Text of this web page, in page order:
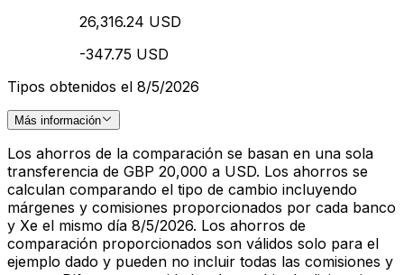
26,316.24 USD
-347.75 USD
Tipos obtenidos el 8/5/2026
Más información
Los ahorros de la comparación se basan en una sola
transferencia de GBP 20,000 a USD. Los ahorros se
calculan comparando el tipo de cambio incluyendo
márgenes y comisiones proporcionados por cada banco
y Xe el mismo día 8/5/2026. Los ahorros de
comparación proporcionados son válidos solo para el
ejemplo dado y pueden no incluir todas las comisiones y